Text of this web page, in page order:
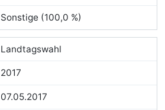
Sonstige (100,0 %)
Landtagswahl
2017
07.05.2017